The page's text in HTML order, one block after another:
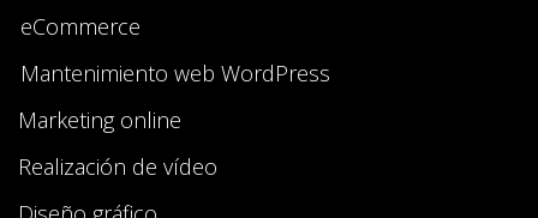
eCommerce
Mantenimiento web WordPress
Marketing online
Realización de vídeo